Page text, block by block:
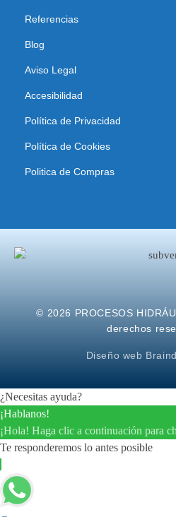
Referencias
Blog
Aviso Legal
Accesibilidad
Política de Privacidad
Política de Cookies
Politica de Compras
© 2026 PROCESOS
derechos
Diseño web
¿Necesitas ayuda?
¡Hablanos!
¡Hola! Haga clic a continuación para
Te responderemos lo antes posible